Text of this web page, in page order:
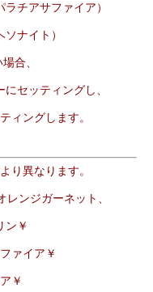
チアサファイア）
ナイト）
合、
セッティングし、
ィングします。
り異なります。
レンジガーネット、
ン￥
ァイア￥
￥